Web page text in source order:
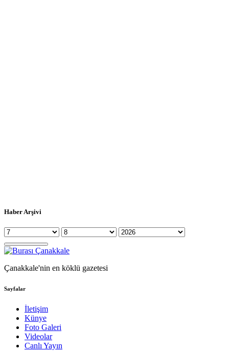
Haber Arşivi
Çanakkale'nin en köklü gazetesi
Sayfalar
İletişim
Künye
Foto Galeri
Videolar
Canlı Yayın